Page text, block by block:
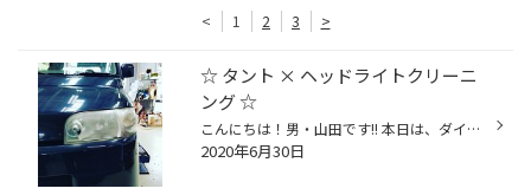
< 1 2 3 >
☆ タント × ヘッドライトクリーニ
ング ☆
こんにちは！男・山田です!! 本日は、ダイハツ タントの 【 ヘッドライトクリーニング 】 から スタートです☆(^^)/ 薄暗くなるのが早い梅雨時期...。。 曇ったヘッドライトだと、 しっかりと周りを照らせず とっても危険ですし、怖いですよね。 そ・こ・で...☆☆ ヘッドライトクリーーーーーニングｯ!...
2020年6月30日